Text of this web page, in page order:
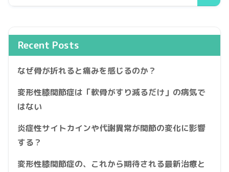
Recent Posts
なぜ骨が折れると痛みを感じるのか？
変形性膝関節症は「軟骨がすり減るだけ」の病気で
はない
炎症性サイトカインや代謝異常が関節の変化に影響
する？
変形性膝関節症の、これから期待される最新治療と